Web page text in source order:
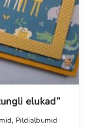
elukad”
, Pildialbumid